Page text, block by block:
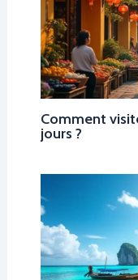
Comment
jours ?